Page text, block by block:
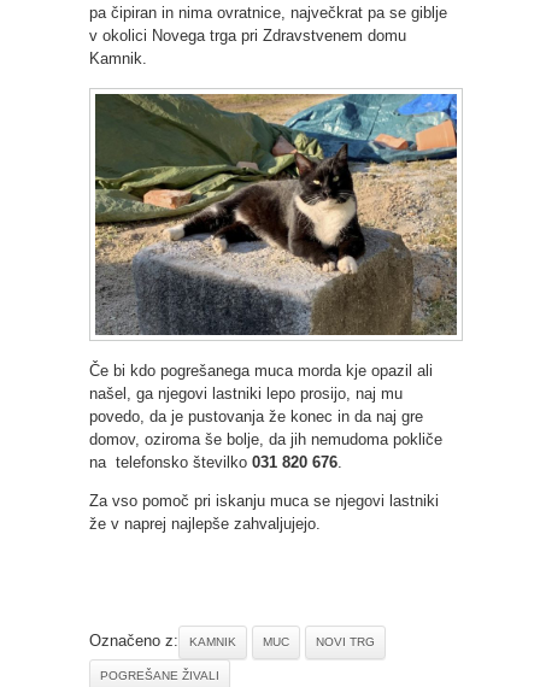
pa čipiran in nima ovratnice, največkrat pa se giblje
v okolici Novega trga pri Zdravstvenem domu
Kamnik.
Če bi kdo pogrešanega muca morda kje opazil ali
našel, ga njegovi lastniki lepo prosijo, naj mu
povedo, da je pustovanja že konec in da naj gre
domov, oziroma še bolje, da jih nemudoma pokliče
na telefonsko številko 031 820 676
Za vso pomoč pri iskanju muca se njegovi lastniki
že v naprej najlepše zahvaljujejo.
Označeno z: KAMNIK MUC NOVI TRG
POGREŠANE ŽIVALI